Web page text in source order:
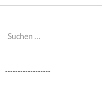
Suchen
------------------